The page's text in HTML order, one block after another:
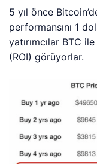
5 yıl önce
performansını 1
yatırımcılar BTC
(ROI) görüyorlar.